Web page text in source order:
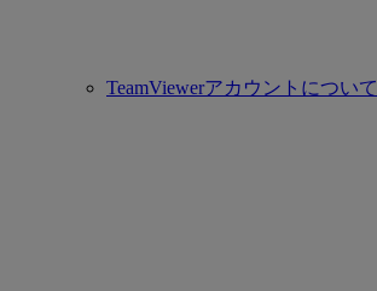
TeamViewerアカウントについて